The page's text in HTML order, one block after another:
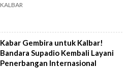
KALBAR
Kabar Gembira untuk Kalbar!
Bandara Supadio Kembali Layani
Penerbangan Internasional